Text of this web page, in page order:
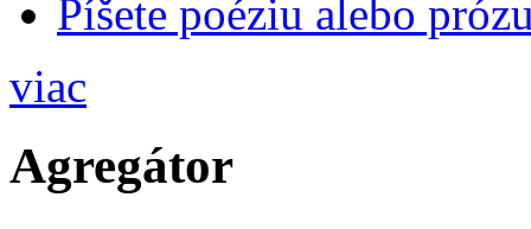
Píšete poéziu alebo
viac
Agregátor